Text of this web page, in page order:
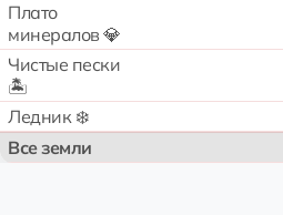
Плато
минералов 💎
Чистые пески
🏝️
Ледник ❄️
Все земли